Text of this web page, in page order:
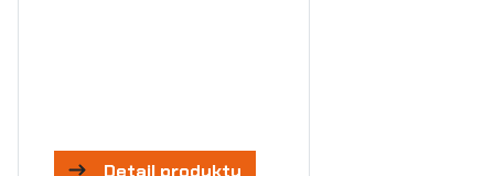
Detail produktu